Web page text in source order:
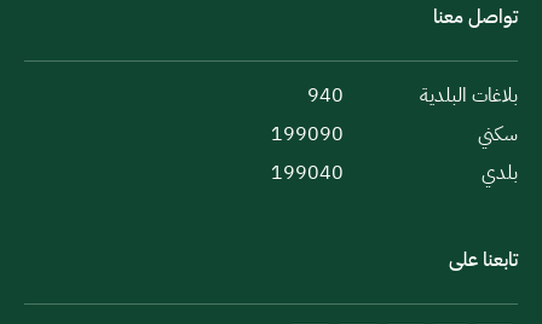
تواصل معنا
بلاغات البلدية
940
سكني
199090
بلدي
199040
تابعنا على